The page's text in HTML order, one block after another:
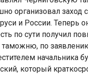
организовал заход
и России. Теперь
по сути получил
таможню, по
начальника
который